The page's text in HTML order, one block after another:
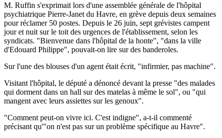
M. Ruffin s'exprimait lors d'une assemblée générale de l'hôpital
psychiatrique Pierre-Janet du Havre, en grève depuis deux semaines
pour réclamer 50 postes. Depuis le 26 juin, sept grévistes campent
jour et nuit sur le toit des urgences de l'établissement, selon les
syndicats. "Bienvenue dans l'hôpital de la honte", "dans la ville
d'Edouard Philippe", pouvait-on lire sur des banderoles.
Sur l'une des blouses d'un agent était écrit, "infirmier, pas machine".
Visitant l'hôpital, le député a dénoncé devant la presse "des malades
qui dorment dans un hall sur des matelas à même le sol", ou "qui
mangent avec leurs assiettes sur les genoux".
"Comment peut-on vivre ici. C'est indigne", a-t-il commenté
précisant qu'"on n'est pas sur un problème spécifique au Havre".